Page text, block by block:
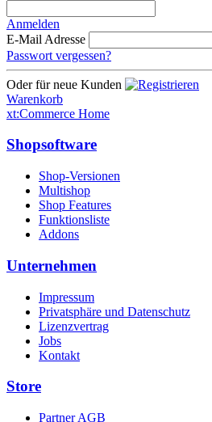
Anmelden
E-Mail Adresse
Passwort vergessen?
Oder für neue Kunden
Warenkorb
xt:Commerce Home
Shopsoftware
Shop-Versionen
Multishop
Shop Features
Funktionsliste
Addons
Unternehmen
Impressum
Privatsphäre und Datenschutz
Lizenzvertrag
Jobs
Kontakt
Store
Partner AGB